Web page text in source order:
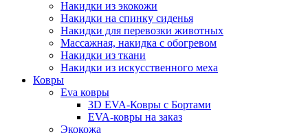
Накидки из экокожи
Накидки на спинку сиденья
Накидки для перевозки животных
Массажная, накидка с обогревом
Накидки из ткани
Накидки из искусственного меха
Ковры
Eva ковры
3D EVA-Ковры с Бортами
EVA-ковры на заказ
Экокожа